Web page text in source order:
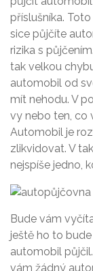
příslušníka.
sice půjčíte
rizika s
tak velkou
automobil od
mít nehodu. V
vy nebo ten, co
Automobil je
zlikvidovat. V
nejspíše jedno,
Bude vám
ještě ho to
automobil
vám žádný